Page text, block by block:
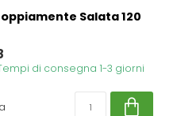
Salata 120
di consegna 1-3 giorni